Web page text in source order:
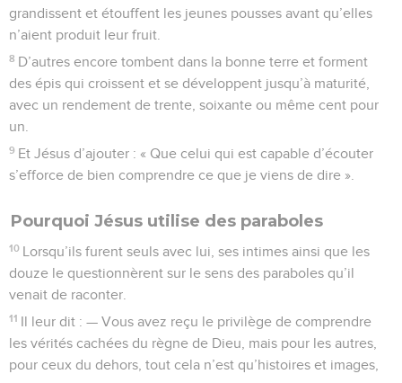
grandissent et étouffent les jeunes pousses avant qu’elles
n’aient produit leur fruit.
8 D’autres encore tombent dans la bonne terre et forment
des épis qui croissent et se développent jusqu’à maturité,
avec un rendement de trente, soixante ou même cent pour
un.
9 Et Jésus d’ajouter : « Que celui qui est capable d’écouter
s’efforce de bien comprendre ce que je viens de dire ».
Pourquoi Jésus utilise des paraboles
10 Lorsqu’ils furent seuls avec lui, ses intimes ainsi que les
douze le questionnèrent sur le sens des paraboles qu’il
venait de raconter.
11 Il leur dit : — Vous avez reçu le privilège de comprendre
les vérités cachées du règne de Dieu, mais pour les autres,
pour ceux du dehors, tout cela n’est qu’histoires et images,